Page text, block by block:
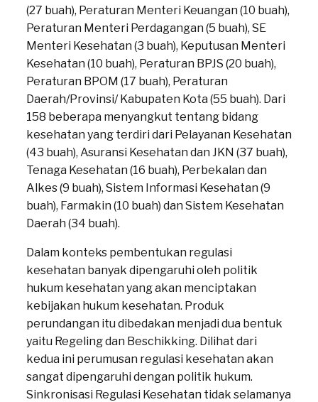
(27 buah), Peraturan Menteri Keuangan (10 buah),
Peraturan Menteri Perdagangan (5 buah), SE
Menteri Kesehatan (3 buah), Keputusan Menteri
Kesehatan (10 buah), Peraturan BPJS (20 buah),
Peraturan BPOM (17 buah), Peraturan
Daerah/Provinsi/ Kabupaten Kota (55 buah). Dari
158 beberapa menyangkut tentang bidang
kesehatan yang terdiri dari Pelayanan Kesehatan
(43 buah), Asuransi Kesehatan dan JKN (37 buah),
Tenaga Kesehatan (16 buah), Perbekalan dan
Alkes (9 buah), Sistem Informasi Kesehatan (9
buah), Farmakin (10 buah) dan Sistem Kesehatan
Daerah (34 buah).
Dalam konteks pembentukan regulasi
kesehatan banyak dipengaruhi oleh politik
hukum kesehatan yang akan menciptakan
kebijakan hukum kesehatan. Produk
perundangan itu dibedakan menjadi dua bentuk
yaitu Regeling dan Beschikking. Dilihat dari
kedua ini perumusan regulasi kesehatan akan
sangat dipengaruhi dengan politik hukum.
Sinkronisasi Regulasi Kesehatan tidak selamanya